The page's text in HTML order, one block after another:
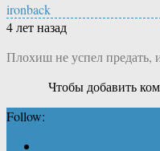
ironback
4 лет назад
Плохиш не успел предать,
Чтобы добавить
Follow: